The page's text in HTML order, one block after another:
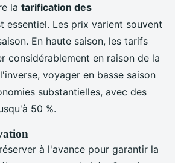
la tarification des
essentiel. Les prix varient souvent
En haute saison, les tarifs
considérablement en raison de la
voyager en basse saison
substantielles, avec des
50 %.
à l'avance pour garantir la